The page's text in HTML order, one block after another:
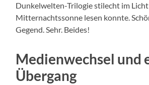
Dunkelwelten-Trilogie stilecht im
Mitternachtssonne lesen konnte.
Gegend. Sehr. Beides!
Medienwechsel und
Übergang